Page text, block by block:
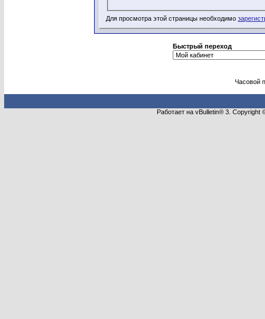
Для просмотра этой страницы необходимо
Быстрый переход
Часовой
Работает на vBulletin® 3.